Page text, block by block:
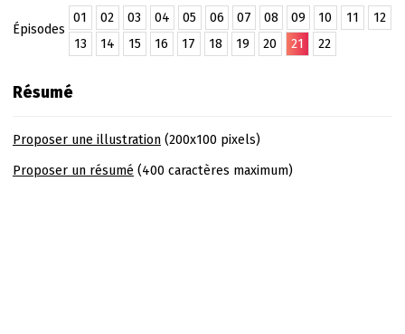
Épisodes
01 02 03 04 05 06 07 08 09 10 11
12
13
14 15 16 17 18 19 20 21 22
Résumé
Proposer une illustration(200x100 pixels)
Proposer un résumé (400 caractères maximum)